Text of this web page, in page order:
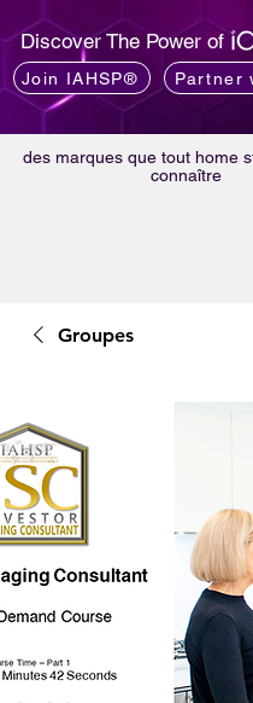
Discover The Power of
Join IAHSP® Partner
des marques que tout home
connaître
Groupes